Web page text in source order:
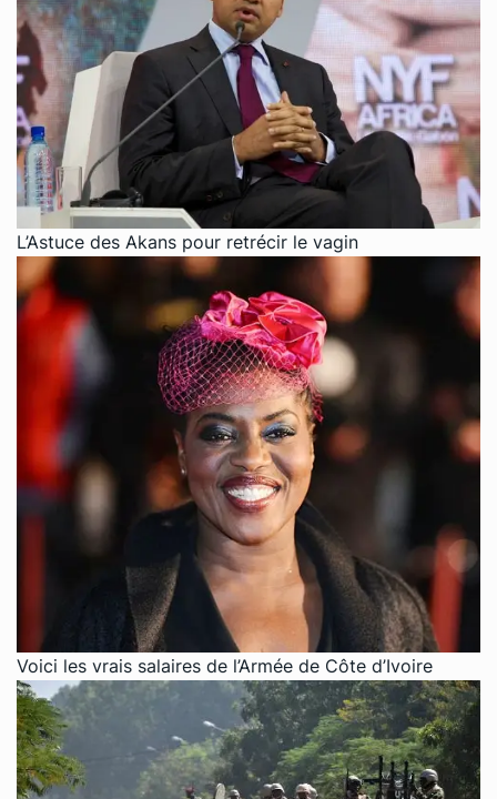
L’Astuce des Akans pour retrécir le vagin
Voici les vrais salaires de l’Armée de Côte d’Ivoire